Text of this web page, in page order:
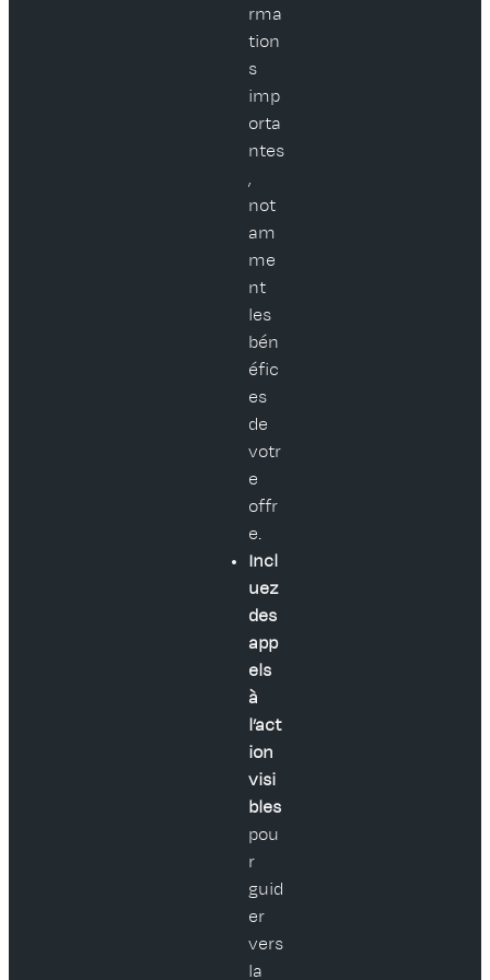
rma
tion
s
imp
orta
ntes
,
not
am
me
nt
les
bén
éfic
es
de
votr
e
offr
e.
Incl
uez
des
app
els
à
l’act
ion
visi
bles
pou
r
guid
er
vers
la